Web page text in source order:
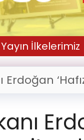
Yayın İlkelerimiz